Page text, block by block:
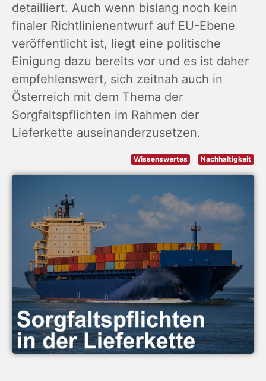
detailliert. Auch wenn bislang noch kein
finaler Richtlinienentwurf auf EU-Ebene
veröffentlicht ist, liegt eine politische
Einigung dazu bereits vor und es ist daher
empfehlenswert, sich zeitnah auch in
Österreich mit dem Thema der
Sorgfaltspflichten im Rahmen der
Lieferkette auseinanderzusetzen.
Wissenswertes Nachhaltigkeit